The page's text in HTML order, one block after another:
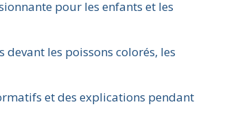
pour les enfants et les
les poissons colorés, les
et des explications pendant